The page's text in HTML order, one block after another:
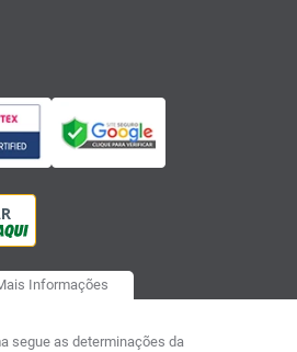
Informações
segue as determinações da